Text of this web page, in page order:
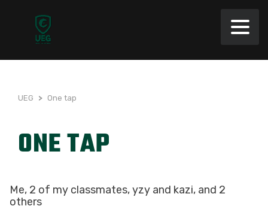
UEG > One tap
ONE TAP
Me, 2 of my classmates, yzy and kazi, and 2
others